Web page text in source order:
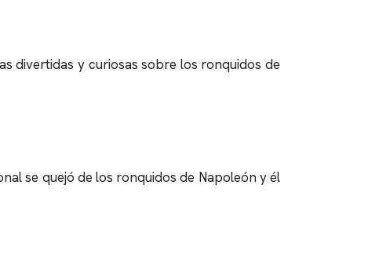
divertidas y curiosas sobre los ronquidos de
se quejó de los ronquidos de Napoleón y él